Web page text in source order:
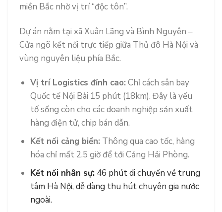
miền Bắc nhờ vị trí “độc tôn”.
Dự án nằm tại xã Xuân Lãng và Bình Nguyên –
Cửa ngõ kết nối trực tiếp giữa Thủ đô Hà Nội và
vùng nguyên liệu phía Bắc.
Vị trí Logistics đỉnh cao: Chỉ cách sân bay
Quốc tế Nội Bài 15 phút (18km). Đây là yếu
tố sống còn cho các doanh nghiệp sản xuất
hàng điện tử, chip bán dẫn.
Kết nối cảng biển: Thông qua cao tốc, hàng
hóa chỉ mất 2.5 giờ để tới Cảng Hải Phòng.
Kết nối nhân sự: 46 phút di chuyển về trung
tâm Hà Nội, dễ dàng thu hút chuyên gia nước
ngoài.